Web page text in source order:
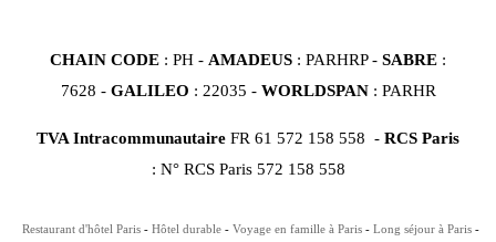
CHAIN CODE : PH - AMADEUS : PARHRP - SABRE :
7628 - GALILEO : 22035 - WORLDSPAN : PARHR
TVA Intracommunautaire FR 61 572 158 558 - RCS Paris
: N° RCS Paris 572 158 558
Restaurant d'hôtel Paris Hôtel durable Voyage en famille à Paris
Long séjour à Paris